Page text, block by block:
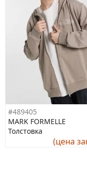
#489405
MARK FORMELLE
Толстовка
(цена